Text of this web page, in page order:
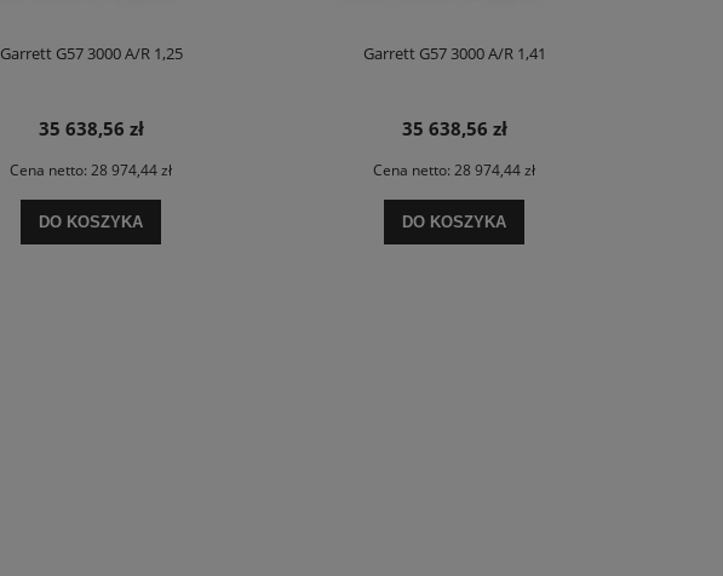
Garrett G57 3000 A/R 1,25
35 638,56 zł
Cena netto: 28 974,44 zł
DO KOSZYKA
Garrett G57 3000 A/R 1,41
35 638,56 zł
Cena netto: 28 974,44 zł
DO KOSZYKA